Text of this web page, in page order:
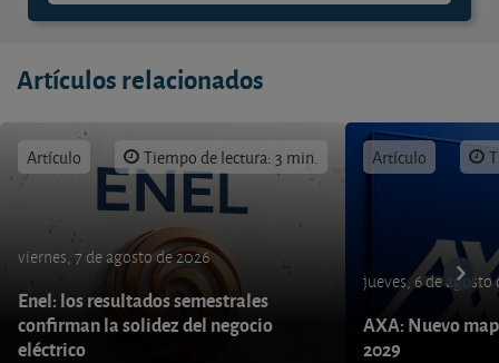
Artículos relacionados
Artículo Tiempo de lectura: 3 min.
viernes, 7 de agosto de 2026
Enel: los resultados semestrales
confirman la solidez del negocio
eléctrico
Artículo
jueves, 6 de agosto
AXA: Nuevo
2029